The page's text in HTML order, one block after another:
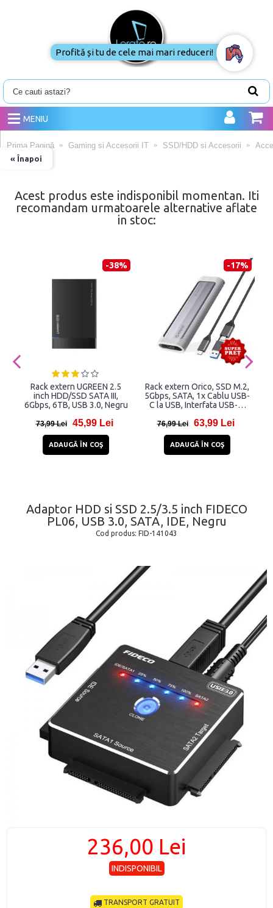
MENIU
« Înapoi
Prima Pagină Gaming si Accesorii IT SSD/HDD si Accesorii
Acest produs este indisponibil momentan. Iti
recomandam urmatoarele alternative aflate
in stoc:
-38%
Rack extern UGREEN 2.5
inch HDD/SSD SATA III,
6Gbps, 6TB, USB 3.0, Negru
73,99 Lei 45,99 Lei
ADAUGĂ ÎN COŞ
-17%
Rack extern Orico, SSD M.2,
5Gbps, SATA, 1x Cablu USB-
C la USB, Interfata USB-C,
76,99 Lei 63,99 Lei
ADAUGĂ ÎN COŞ
Adaptor HDD si SSD 2.5/3.5 inch FIDECO
PL06, USB 3.0, SATA, IDE, Negru
Cod produs: FID-141043
236,00 Lei
INDISPONIBIL
TRANSPORT GRATUIT
Profită și tu de cele mai mari reduceri!